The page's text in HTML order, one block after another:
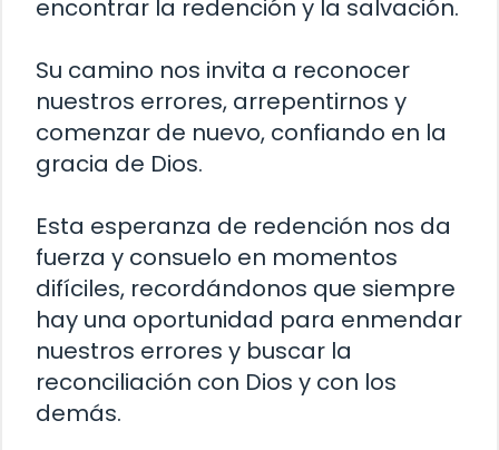
encontrar la redención y la salvación.
Su camino nos invita a reconocer
nuestros errores, arrepentirnos y
comenzar de nuevo, confiando en la
gracia de Dios.
Esta esperanza de redención nos da
fuerza y consuelo en momentos
difíciles, recordándonos que siempre
hay una oportunidad para enmendar
nuestros errores y buscar la
reconciliación con Dios y con los
demás.